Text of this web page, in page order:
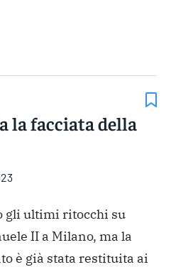
la facciata della
gli ultimi ritocchi su
II a Milano, ma la
è già stata restituita ai